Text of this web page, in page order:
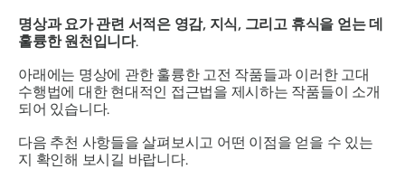
명상과 요가 관련 서적은 영감, 지식, 그리고 휴식을 얻는 데
훌륭한 원천입니다.
아래에는 명상에 관한 훌륭한 고전 작품들과 이러한 고대
수행법에 대한 현대적인 접근법을 제시하는 작품들이 소개
되어 있습니다.
다음 추천 사항들을 살펴보시고 어떤 이점을 얻을 수 있는
지 확인해 보시길 바랍니다.